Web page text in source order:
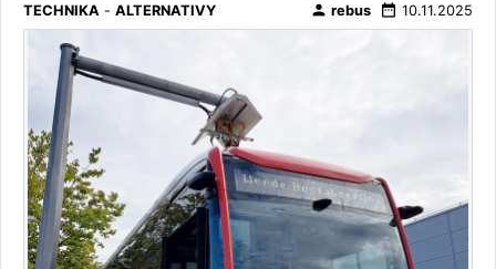
TECHNIKA - ALTERNATIVY person rebus date_range 10.11.2025